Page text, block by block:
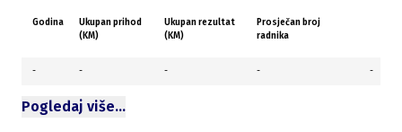
Godina
Ukupan prihod
(KM)
Ukupan rezultat
(KM)
Prosječan broj
radnika
- - - - -
Pogledaj više…